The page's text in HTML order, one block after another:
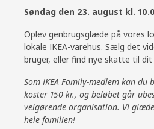
Søndag den 23. august kl.
Oplev genbrugsglæde på vores
lokale IKEA-varehus. Sælg det
bruger, eller find nye skatte til dit
Som IKEA Family-medlem kan du
koster 150 kr., og beløbet går
velgørende organisation. Vi
hele familien!